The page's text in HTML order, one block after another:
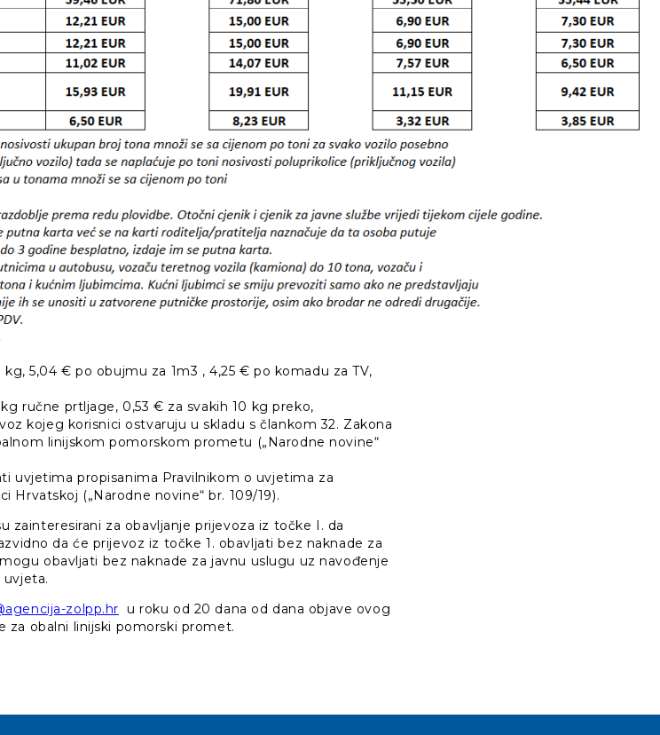
5,04 € po obujmu za 1m3 , 4,25 € po komadu za TV,
ručne prtljage, 0,53 € za svakih 10 kg preko,
kojeg korisnici ostvaruju u skladu s člankom 32. Zakona
linijskom pomorskom prometu („Narodne novine“
uvjetima propisanima Pravilnikom o uvjetima za
Hrvatskoj („Narodne novine“ br. 109/19).
zainteresirani za obavljanje prijevoza iz točke I. da
da će prijevoz iz točke 1. obavljati bez naknade za
obavljati bez naknade za javnu uslugu uz navođenje
uvjeta.
zolpp.hr u roku od 20 dana od dana objave ovog
za obalni linijski pomorski promet.